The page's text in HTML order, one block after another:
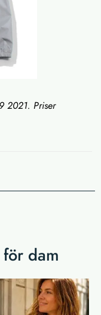
2021. Priser
dam